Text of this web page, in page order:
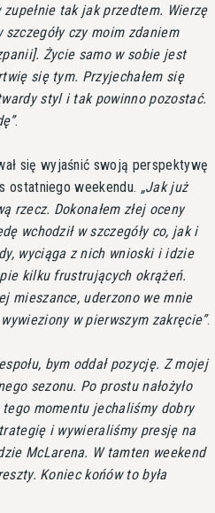
tak jak przedtem. Wierzę
czy moim zdaniem
Życie samo w sobie jest
się tym. Przyjechałem się
styl i tak powinno pozostać.
.
się wyjaśnić swoją perspektywę
ostatniego weekendu. Jak już
rzecz. Dokonałem złej oceny
wchodził w szczegóły co, jak i
wyciąga z nich wnioski i idzie
kilku frustrujących okrążeń.
mieszance, uderzono we mnie
w pierwszym zakręcie .
bym oddał pozycję. Z mojej
sezonu. Po prostu nałożyło
momentu jechaliśmy dobry
i wywieraliśmy presję na
McLarena. W tamten weekend
Koniec końów to była